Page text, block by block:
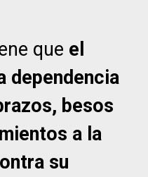
que el
dependencia
besos
a la
su